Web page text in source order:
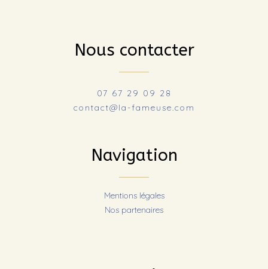
Nous contacter
07 67 29 09 28
contact@la-fameuse.com
Navigation
Mentions légales
Nos partenaires